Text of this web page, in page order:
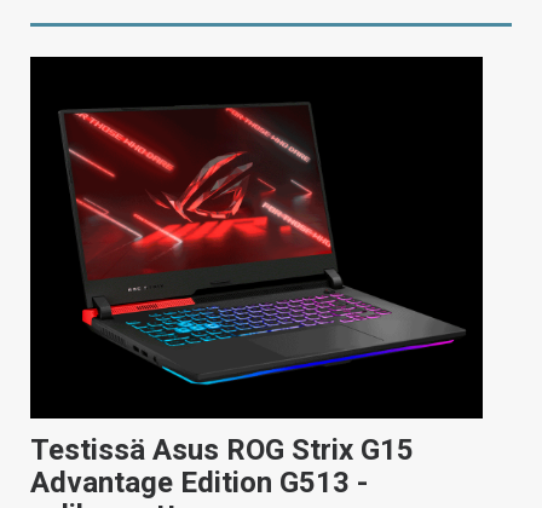
Testissä Asus ROG Strix G15
Advantage Edition G513 -